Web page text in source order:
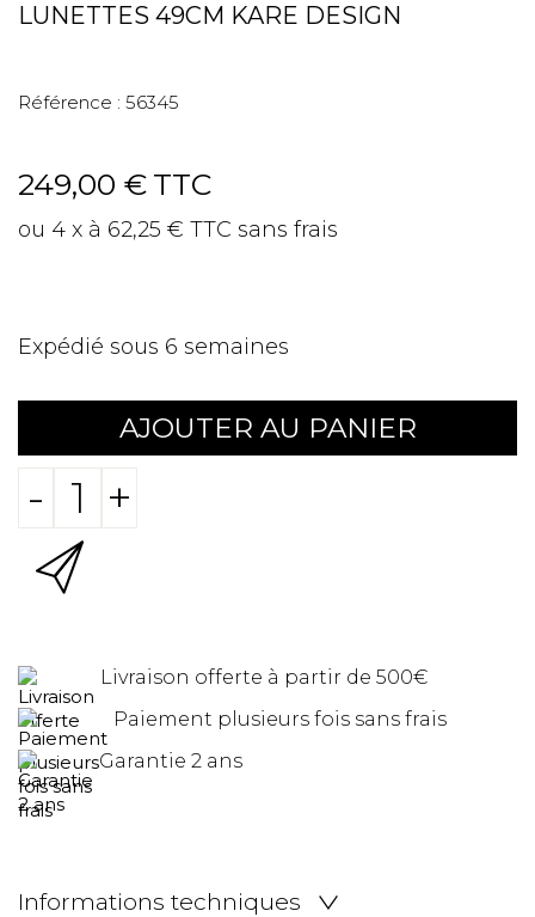
LUNETTES 49CM KARE DESIGN
Référence : 56345
249,00 € TTC
ou 4 x à 62,25 € TTC sans frais
Expédié sous 6 semaines
AJOUTER AU PANIER
- +
Livraison offerte à partir de 500€
Paiement plusieurs fois sans frais
Garantie 2 ans
Informations techniques